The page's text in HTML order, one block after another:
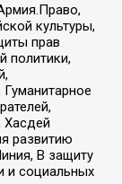
культуры,
прав
политики,
Хасдей
развитию
В защиту
и социальных